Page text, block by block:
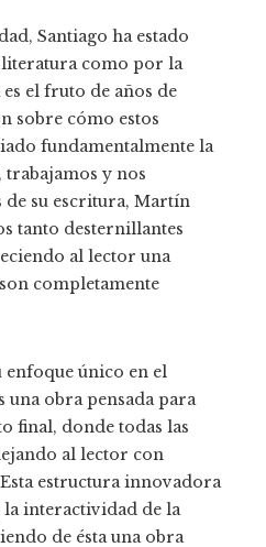
Santiago ha estado
como por la
el fruto de años de
sobre cómo estos
fundamentalmente la
y nos
de su escritura, Martín
tanto desternillantes
al lector una
completamente
enfoque único en el
una obra pensada para
final, donde todas las
al lector con
estructura innovadora
interactividad de la
de ésta una obra